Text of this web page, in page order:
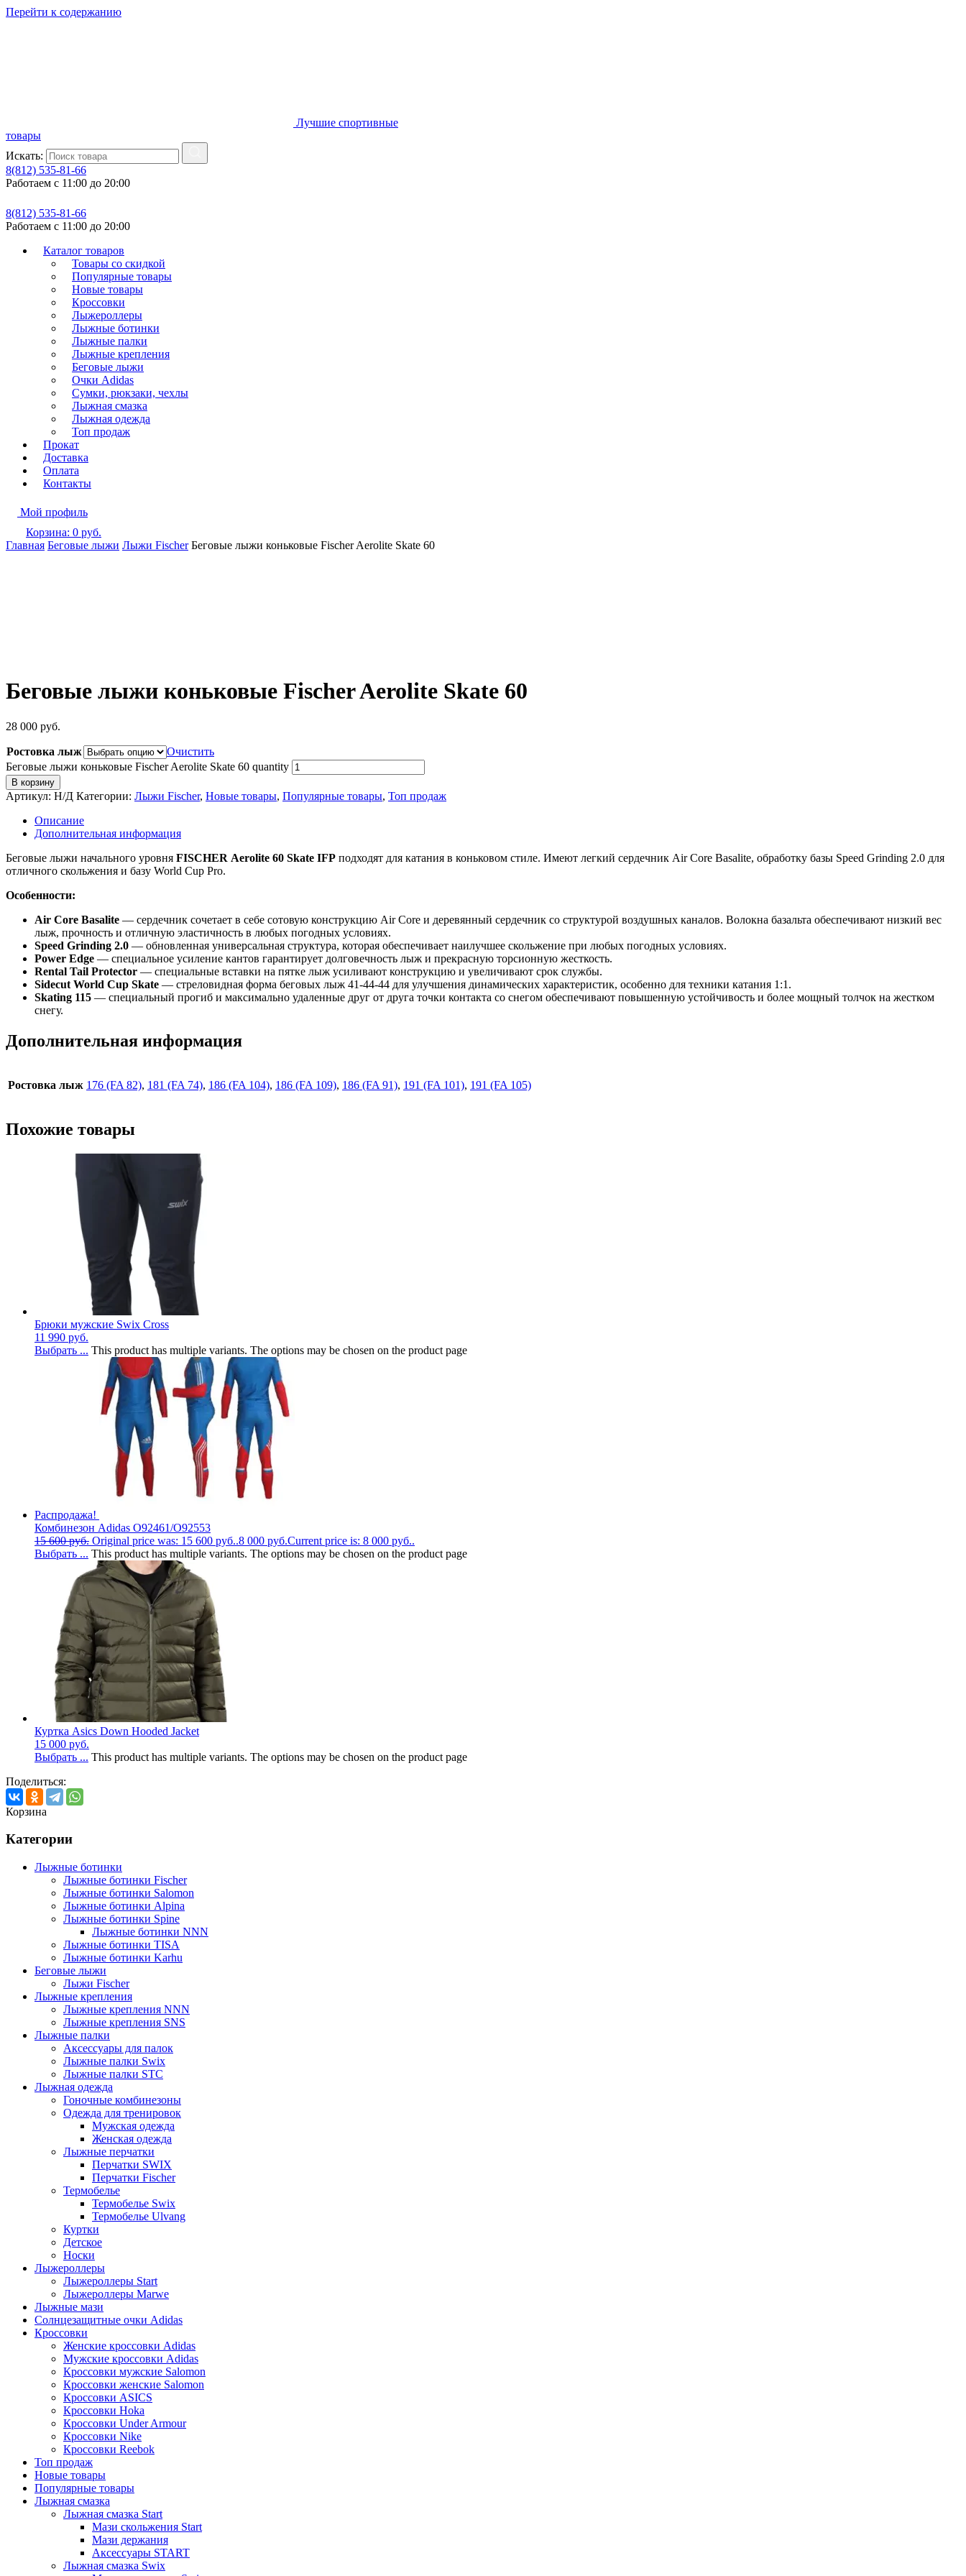
Перейти к содержанию
Лучшие спортивные
товары
Искать:
8(812) 535-81-66
Работаем с 11:00 до 20:00
8(812) 535-81-66
Работаем с 11:00 до 20:00
Каталог товаров
Товары со скидкой
Популярные товары
Новые товары
Кроссовки
Лыжероллеры
Лыжные ботинки
Лыжные палки
Лыжные крепления
Беговые лыжи
Очки Adidas
Сумки, рюкзаки, чехлы
Лыжная смазка
Лыжная одежда
Топ продаж
Прокат
Доставка
Оплата
Контакты
Мой профиль
Корзина: 0 руб.
Главная Беговые лыжи Лыжи Fischer Беговые лыжи коньковые Fischer Aerolite Skate 60
Беговые лыжи коньковые Fischer Aerolite Skate 60
28 000 руб.
Ростовка лыж
Очистить
Беговые лыжи коньковые Fischer Aerolite Skate 60 quantity
В корзину
Артикул: Н/Д Категории: Лыжи Fischer, Новые товары, Популярные товары, Топ продаж
Описание
Дополнительная информация
Беговые лыжи начального уровня FISCHER Aerolite 60 Skate IFP подходят для катания в коньковом стиле. Имеют легкий сердечник Air Core Basalite, обработку базы Speed Grinding 2.0 для
отличного скольжения и базу World Cup Pro.
Особенности:
Air Core Basalite — сердечник сочетает в себе сотовую конструкцию Air Core и деревянный сердечник со структурой воздушных каналов. Волокна базальта обеспечивают низкий вес
лыж, прочность и отличную эластичность в любых погодных условиях.
Speed Grinding 2.0 — обновленная универсальная структура, которая обеспечивает наилучшее скольжение при любых погодных условиях.
Power Edge — cпециальное усиление кантов гарантирует долговечность лыж и прекрасную торсионную жесткость.
Rental Tail Protector — cпециальные вставки на пятке лыж усиливают конструкцию и увеличивают срок службы.
Sidecut World Cup Skate — стреловидная форма беговых лыж 41-44-44 для улучшения динамических характеристик, особенно для техники катания 1:1.
Skating 115 — специальный прогиб и максимально удаленные друг от друга точки контакта со снегом обеспечивают повышенную устойчивость и более мощный толчок на жестком
снегу.
Дополнительная информация
Ростовка лыж 176 (FA 82), 181 (FA 74), 186 (FA 104), 186 (FA 109), 186 (FA 91), 191 (FA 101), 191 (FA 105)
Похожие товары
Брюки мужские Swix Cross
11 990 руб.
Выбрать ... This product has multiple variants. The options may be chosen on the product page
Распродажа!
Комбинезон Adidas O92461/O92553
15 600руб. Original price was: 15 600 руб..8 000 руб.Current price is: 8 000 руб..
Выбрать ... This product has multiple variants. The options may be chosen on the product page
Куртка Asics Down Hooded Jacket
15 000 руб.
Выбрать ... This product has multiple variants. The options may be chosen on the product page
Поделиться:
Корзина
Категории
Лыжные ботинки
Лыжные ботинки Fischer
Лыжные ботинки Salomon
Лыжные ботинки Alpina
Лыжные ботинки Spine
Лыжные ботинки NNN
Лыжные ботинки TISA
Лыжные ботинки Karhu
Беговые лыжи
Лыжи Fischer
Лыжные крепления
Лыжные крепления NNN
Лыжные крепления SNS
Лыжные палки
Аксессуары для палок
Лыжные палки Swix
Лыжные палки STC
Лыжная одежда
Гоночные комбинезоны
Одежда для тренировок
Мужская одежда
Женская одежда
Лыжные перчатки
Перчатки SWIX
Перчатки Fischer
Термобелье
Термобелье Swix
Термобелье Ulvang
Куртки
Детское
Носки
Лыжероллеры
Лыжероллеры Start
Лыжероллеры Marwe
Лыжные мази
Солнцезащитные очки Adidas
Кроссовки
Женские кроссовки Adidas
Мужские кроссовки Adidas
Кроссовки мужские Salomon
Кроссовки женские Salomon
Кроссовки ASICS
Кроссовки Hoka
Кроссовки Under Armour
Кроссовки Nike
Кроссовки Reebok
Топ продаж
Новые товары
Популярные товары
Лыжная смазка
Лыжная смазка Start
Мази скольжения Start
Мази держания
Аксессуары START
Лыжная смазка Swix